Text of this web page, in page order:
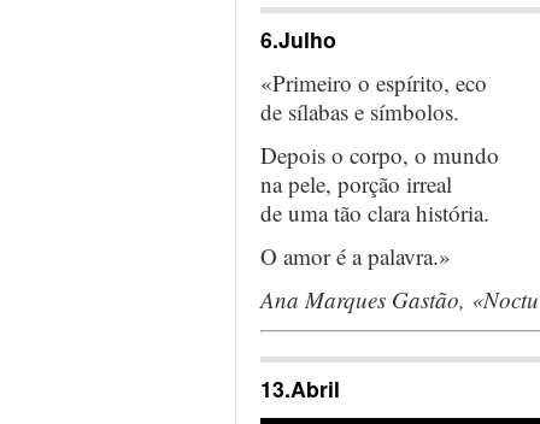
6.Julho
«Primeiro o espírito, eco
de sílabas e símbolos.
Depois o corpo, o mundo
na pele, porção irreal
de uma tão clara história.
O amor é a palavra.»
Ana Marques Gastão,
13.Abril